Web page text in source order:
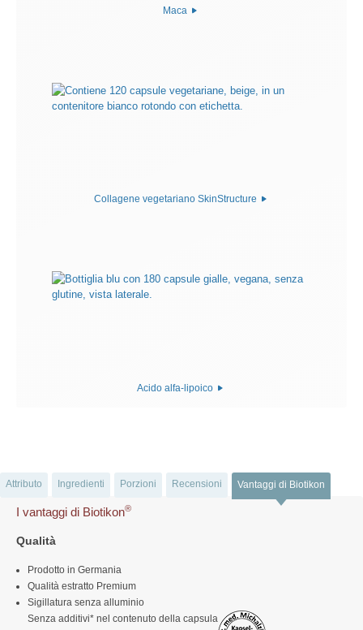
Maca
Collagene vegetariano SkinStructure
Acido alfa-lipoico
Attributo Ingredienti Porzioni Recensioni Vantaggi di Biotikon
I vantaggi di Biotikon®
Qualità
Prodotto in Germania
Qualità estratto Premium
Sigillatura senza alluminio
Senza additivi* nel contenuto della capsula